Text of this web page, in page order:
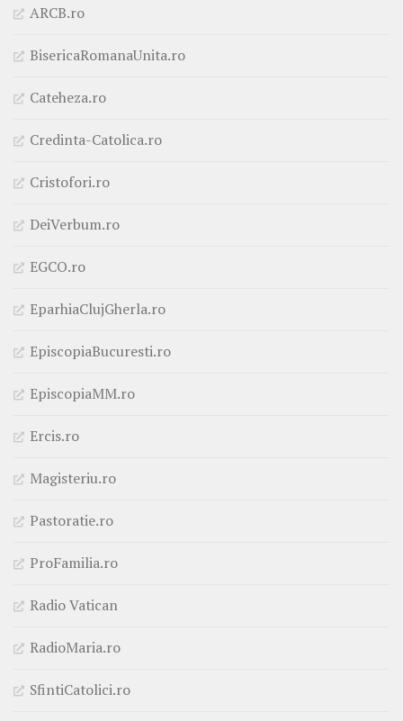
ARCB.ro
BisericaRomanaUnita.ro
Cateheza.ro
Credinta-Catolica.ro
Cristofori.ro
DeiVerbum.ro
EGCO.ro
EparhiaClujGherla.ro
EpiscopiaBucuresti.ro
EpiscopiaMM.ro
Ercis.ro
Magisteriu.ro
Pastoratie.ro
ProFamilia.ro
Radio Vatican
RadioMaria.ro
SfintiCatolici.ro